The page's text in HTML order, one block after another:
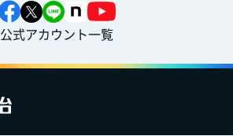
公式アカウント一覧